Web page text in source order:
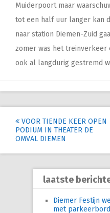
Muiderpoort maar
tot een half uur langer kan
naar station Diemen-Zuid
zomer was het treinverkeer
ook al langdurig gestremd
Post
navigation
VOOR TIENDE KEER OPEN
PODIUM IN THEATER DE
OMVAL DIEMEN
laatste
Diemer Festijn
met